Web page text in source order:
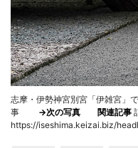
志摩・伊勢神宮別宮「伊雑宮」
事 →次の写真 関連記事
https://iseshima.keizai.biz/